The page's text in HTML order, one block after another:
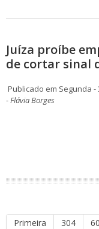
Juíza proíbe
de cortar sinal
Publicado em Segunda -
- Flávia Borges
Primeira 304